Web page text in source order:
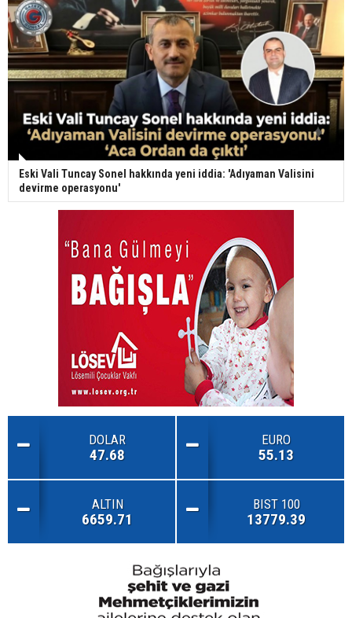
Eski Vali Tuncay Sonel hakkında yeni iddia: 'Adıyaman Valisini
devirme operasyonu'
DOLAR
47.68
EURO
55.13
ALTIN
6659.71
BIST 100
13779.39